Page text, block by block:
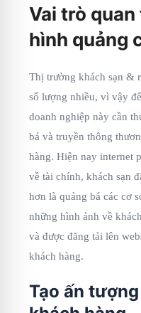
Vai trò
hình quảng
Thị trường khách sạn &
số lượng nhiều, vì vậy
doanh nghiệp này cần
bá và truyền thông
hàng. Hiện nay internet
về tài chính, khách sạn
hơn là quảng bá các cơ
những hình ảnh về
và được đăng tải lên
khách hàng.
Tạo ấn